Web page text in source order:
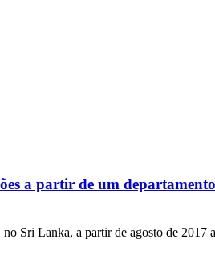
a partir de um
Sri Lanka, a partir de agosto de 2017